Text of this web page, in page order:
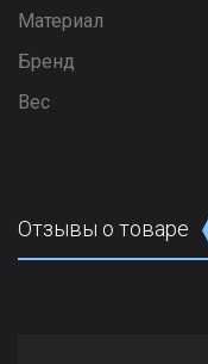
Материал
Бренд
Вес
Отзывы о товаре